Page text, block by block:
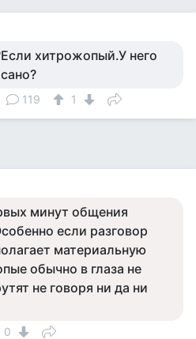
хитрожопый.У него
119 1
минут общения
если разговор
материальную
обычно в глаза не
не говоря ни да ни
0